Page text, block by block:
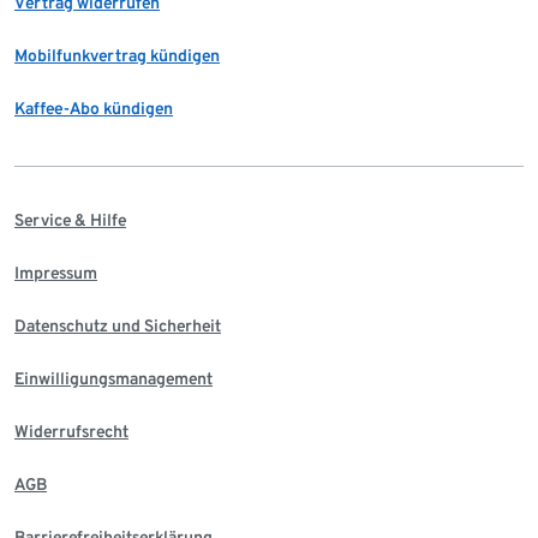
Mobilfunkvertrag kündigen
Kaffee-Abo kündigen
Service & Hilfe
Impressum
Datenschutz und Sicherheit
Einwilligungsmanagement
Widerrufsrecht
AGB